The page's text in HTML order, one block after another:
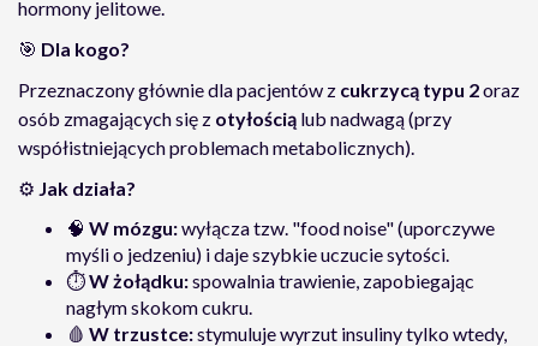
hormony jelitowe.
🎯 Dla kogo?
Przeznaczony głównie dla pacjentów z cukrzycą typu 2oraz
osób zmagających się z otyłością lub nadwagą (przy
współistniejących problemach metabolicznych).
⚙️ Jak działa?
🧠 W mózgu:wyłącza tzw. "food noise" (uporczywe
myśli o jedzeniu) i daje szybkie uczucie sytości.
⏱️W żołądku:spowalnia trawienie, zapobiegając
nagłym skokom cukru.
🩸 W trzustce:stymuluje wyrzut insuliny tylko wtedy,